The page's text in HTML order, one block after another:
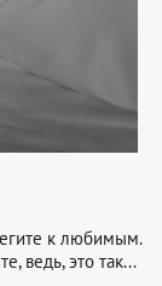
к любимым.
ведь, это так...